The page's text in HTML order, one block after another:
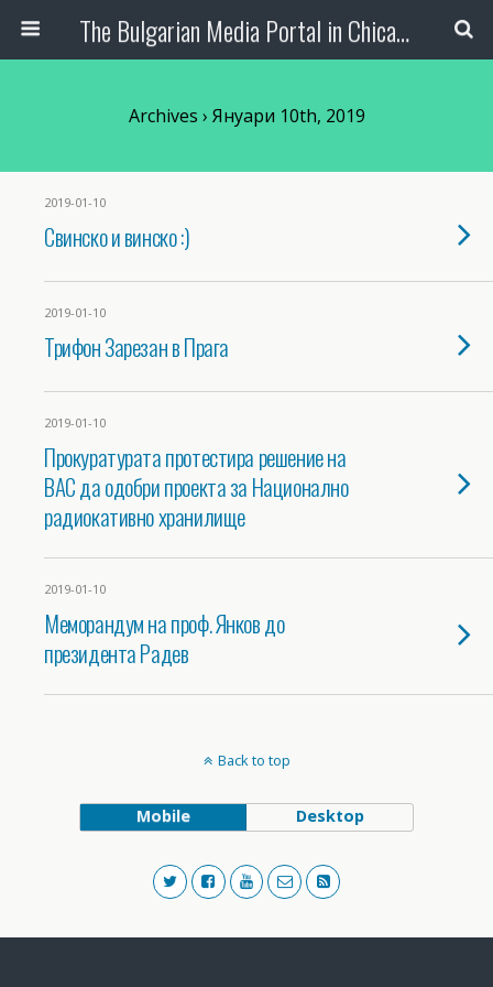
The Bulgarian Media Portal in Chicago
Archives › Януари 10th, 2019
2019-01-10
Свинско и винско :)
2019-01-10
Трифон Зарезан в Прага
2019-01-10
Прокуратурата протестира решение на
ВАС да одобри проекта за Национално
радиокативно хранилище
2019-01-10
Меморандум на проф. Янков до
президента Радев
Back to top
Mobile Desktop